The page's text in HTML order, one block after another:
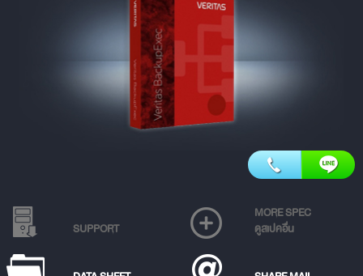
SUPPORT
MORE SPEC
ดูสเปคอื่น